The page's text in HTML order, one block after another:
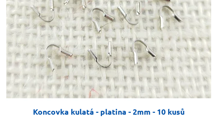
Koncovka kulatá - platina - 2mm - 10 kusů